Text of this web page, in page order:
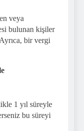
veya
bulunan kişiler
bir vergi
1 yıl süreyle
bu süreyi